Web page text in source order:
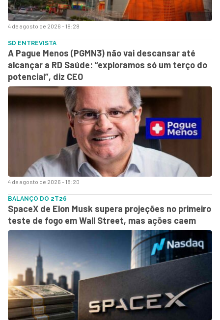
4 de agosto de 2026 - 18:28
4 de agosto de 2026 - 18:20
SD ENTREVISTA
A Pague Menos (PGMN3) não vai descansar até
alcançar a RD Saúde: “exploramos só um terço do
potencial”, diz CEO
BALANÇO DO 2T26
SpaceX de Elon Musk supera projeções no primeiro
teste de fogo em Wall Street, mas ações caem